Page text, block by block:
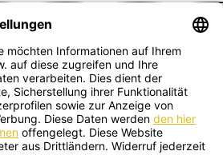
Deutsch
Kräuterhandels GMBH
Sprögnitz, Österreich